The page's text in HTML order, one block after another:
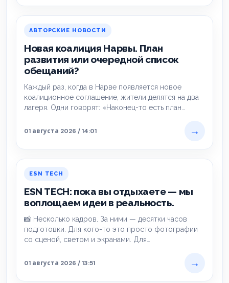
АВТОРСКИЕ НОВОСТИ
Новая коалиция Нарвы. План
развития или очередной список
обещаний?
Каждый раз, когда в Нарве появляется новое
коалиционное соглашение, жители делятся на два
лагеря. Одни говорят: «Наконец-то есть план
01 августа 2026 / 14:01
→
ESN TECH
ESN TECH: пока вы отдыхаете — мы
воплощаем идеи в реальность.
📸 Несколько кадров. За ними — десятки часов
подготовки. Для кого-то это просто фотографии
со сценой, светом и экранами. Для…
01 августа 2026 / 13:51 →